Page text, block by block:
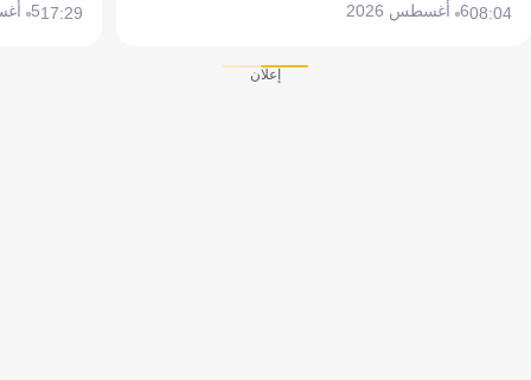
08:046 أغسطس 2026 17:295 أغسطس 2026
إعلان